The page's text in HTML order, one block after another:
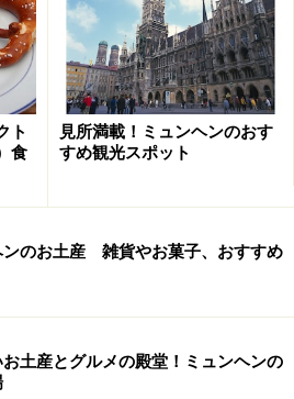
Frühlingsfest
日（金）～５月６日（日）
11：00～23：00
（月）11：00～23：
）
ーゼ広場（Theresienwiese）
はU5「Theresienwiese」駅下車
） 14：30 オープニングセレモ
ールテント、
ン
00～ 蚤の市
：00～17：00 オー
ト
食
見所満載！ミュンヘンのおす
すめ観光スポット
ンのお土産 雑貨やお菓子、おすすめ
土産とグルメの殿堂！ミュンヘンの